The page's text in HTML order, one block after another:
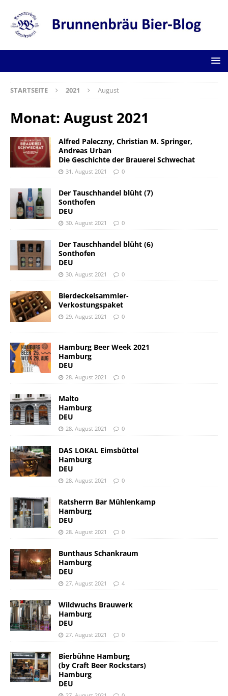
STARTSEITE 2021 August
Monat: August 2021
Alfred Paleczny, Christian M. Springer,
Andreas Urban
Die Geschichte der Brauerei Schwechat
31. August 2021 0
Der Tauschhandel blüht (7)
Sonthofen
DEU
30. August 2021 0
Der Tauschhandel blüht (6)
Sonthofen
DEU
30. August 2021 0
Bierdeckelsammler-
Verkostungspaket
29. August 2021 0
Hamburg Beer Week 2021
Hamburg
DEU
28. August 2021 0
Malto
Hamburg
DEU
28. August 2021 0
DAS LOKAL Eimsbüttel
Hamburg
DEU
28. August 2021 0
Ratsherrn Bar Mühlenkamp
Hamburg
DEU
28. August 2021 0
Bunthaus Schankraum
Hamburg
DEU
27. August 2021 4
Wildwuchs Brauwerk
Hamburg
DEU
27. August 2021 0
Bierbühne Hamburg
(by Craft Beer Rockstars)
Hamburg
DEU